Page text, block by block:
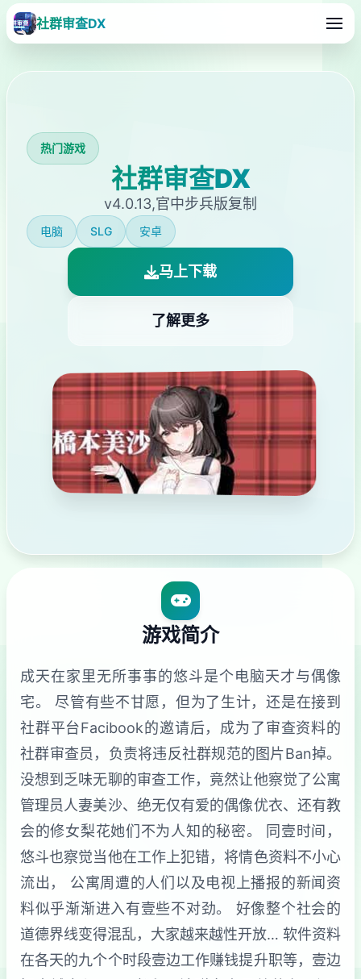
社群审查DX
热门游戏
社群审查DX
v4.0.13,官中步兵版复制
电脑 SLG 安卓
马上下载
了解更多
游戏简介
成天在家里无所事事的悠斗是个电脑天才与偶像
宅。 尽管有些不甘愿，但为了生计，还是在接到
社群平台Facibook的邀请后，成为了审查资料的
社群审查员，负责将违反社群规范的图片Ban掉。
没想到乏味无聊的审查工作，竟然让他察觉了公寓
管理员人妻美沙、绝无仅有爱的偶像优衣、还有教
会的修女梨花她们不为人知的秘密。 同壹时间，
悠斗也察觉当他在工作上犯错，将情色资料不小心
流出， 公寓周遭的人们以及电视上播报的新闻资
料似乎渐渐进入有壹些不对劲。 好像整个社会的
道德界线变得混乱，大家越来越性开放… 软件资料
在各天的九个个时段壹边工作赚钱提升职等，壹边